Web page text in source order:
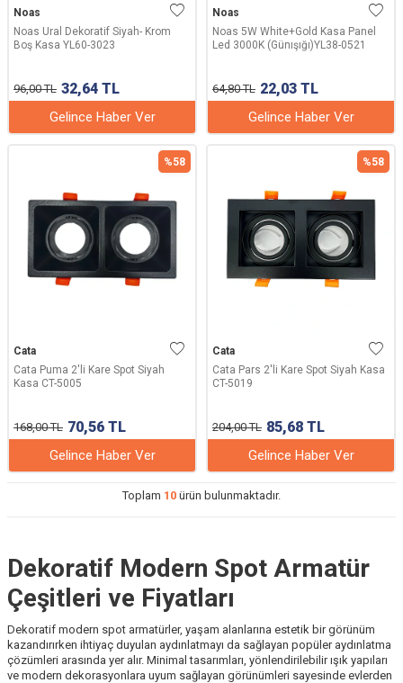
Noas
Noas Ural Dekoratif Siyah- Krom
Boş Kasa YL60-3023
96,00TL 32,64 TL
Gelince Haber Ver
Noas
Noas 5W White+Gold Kasa Panel
Led 3000K (Günışığı)YL38-0521
64,80TL 22,03 TL
Gelince Haber Ver
%58
Cata
Cata Puma 2'li Kare Spot Siyah
Kasa CT-5005
168,00TL 70,56 TL
Gelince Haber Ver
%58
Cata
Cata Pars 2'li Kare Spot Siyah Kasa
CT-5019
204,00TL 85,68 TL
Gelince Haber Ver
Toplam 10 ürün bulunmaktadır.
Dekoratif Modern Spot Armatür
Çeşitleri ve Fiyatları
Dekoratif modern spot armatürler, yaşam alanlarına estetik bir görünüm
kazandırırken ihtiyaç duyulan aydınlatmayı da sağlayan popüler aydınlatma
çözümleri arasında yer alır. Minimal tasarımları, yönlendirilebilir ışık yapıları
ve modern dekorasyonlara uyum sağlayan görünümleri sayesinde evlerden